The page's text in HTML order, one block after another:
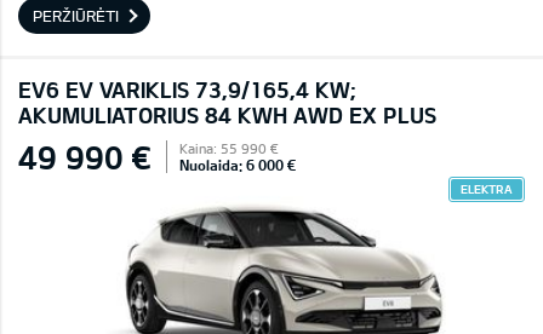
PERŽIŪRĖTI
EV6 EV VARIKLIS 73,9/165,4 KW;
AKUMULIATORIUS 84 KWH AWD EX PLUS
49 990 € Kaina: 55 990 €
Nuolaida: 6 000 €
ELEKTRA